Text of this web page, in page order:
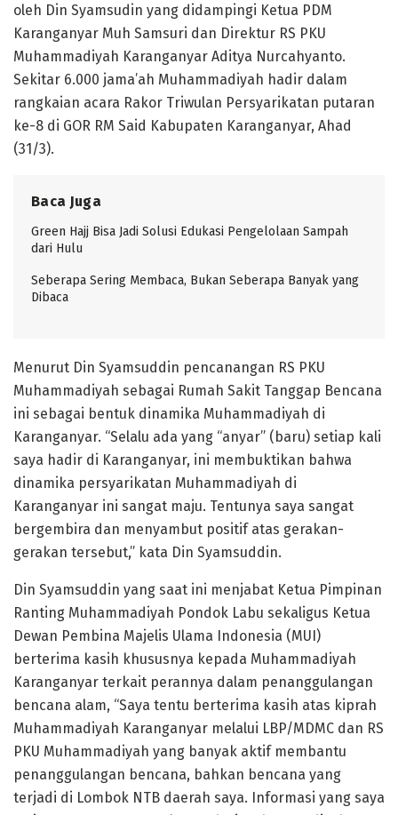
oleh Din Syamsudin yang didampingi Ketua PDM
Karanganyar Muh Samsuri dan Direktur RS PKU
Muhammadiyah Karanganyar Aditya Nurcahyanto.
Sekitar 6.000 jama’ah Muhammadiyah hadir dalam
rangkaian acara Rakor Triwulan Persyarikatan putaran
ke-8 di GOR RM Said Kabupaten Karanganyar, Ahad
(31/3).
Baca Juga
Green Hajj Bisa Jadi Solusi Edukasi Pengelolaan Sampah
dari Hulu
Seberapa Sering Membaca, Bukan Seberapa Banyak yang
Dibaca
Menurut Din Syamsuddin pencanangan RS PKU
Muhammadiyah sebagai Rumah Sakit Tanggap Bencana
ini sebagai bentuk dinamika Muhammadiyah di
Karanganyar. “Selalu ada yang “anyar” (baru) setiap kali
saya hadir di Karanganyar, ini membuktikan bahwa
dinamika persyarikatan Muhammadiyah di
Karanganyar ini sangat maju. Tentunya saya sangat
bergembira dan menyambut positif atas gerakan-
gerakan tersebut,” kata Din Syamsuddin.
Din Syamsuddin yang saat ini menjabat Ketua Pimpinan
Ranting Muhammadiyah Pondok Labu sekaligus Ketua
Dewan Pembina Majelis Ulama Indonesia (MUI)
berterima kasih khususnya kepada Muhammadiyah
Karanganyar terkait perannya dalam penanggulangan
bencana alam, “Saya tentu berterima kasih atas kiprah
Muhammadiyah Karanganyar melalui LBP/MDMC dan RS
PKU Muhammadiyah yang banyak aktif membantu
penanggulangan bencana, bahkan bencana yang
terjadi di Lombok NTB daerah saya. Informasi yang saya